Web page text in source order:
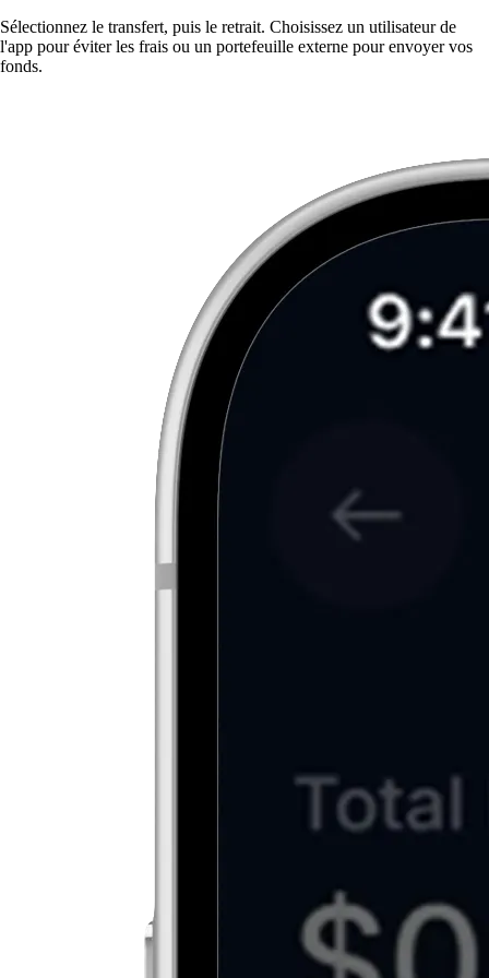
Sélectionnez le transfert, puis le retrait. Choisissez un utilisateur de
l'app pour éviter les frais ou un portefeuille externe pour envoyer vos
fonds.